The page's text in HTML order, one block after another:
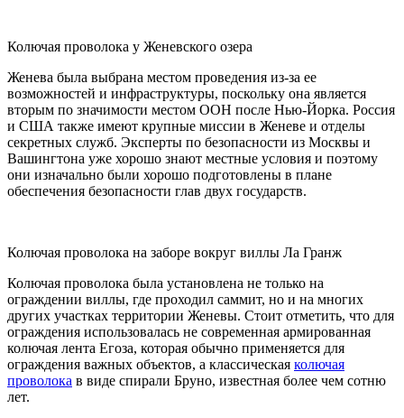
Колючая проволока у Женевского озера
Женева была выбрана местом проведения из-за ее
возможностей и инфраструктуры, поскольку она является
вторым по значимости местом ООН после Нью-Йорка. Россия
и США также имеют крупные миссии в Женеве и отделы
секретных служб. Эксперты по безопасности из Москвы и
Вашингтона уже хорошо знают местные условия и поэтому
они изначально были хорошо подготовлены в плане
обеспечения безопасности глав двух государств.
Колючая проволока на заборе вокруг виллы Ла Гранж
Колючая проволока была установлена не только на
ограждении виллы, где проходил саммит, но и на многих
других участках территории Женевы. Стоит отметить, что для
ограждения использовалась не современная армированная
колючая лента Егоза, которая обычно применяется для
ограждения важных объектов, а классическая колючая
проволока в виде спирали Бруно, известная более чем сотню
лет.